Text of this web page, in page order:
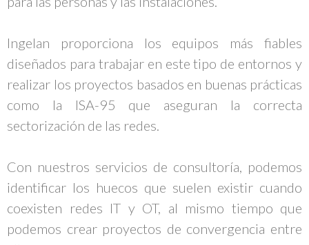
Ingelan proporciona los equipos más fiables
diseñados para trabajar en este tipo de entornos y
realizar los proyectos basados en buenas prácticas
como la ISA-95 que aseguran la correcta
sectorización de las redes.
Con nuestros servicios de consultoría, podemos
identificar los huecos que suelen existir cuando
coexisten redes IT y OT, al mismo tiempo que
podemos crear proyectos de convergencia entre